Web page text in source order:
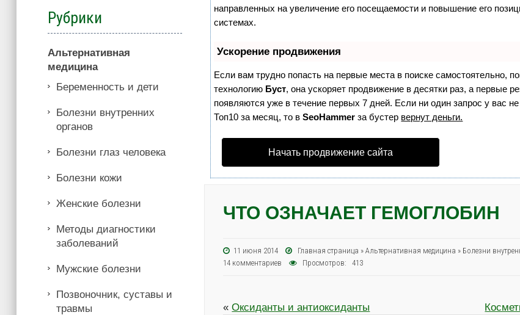
направленных на увеличение его посещаемости и повышение его
системах.
Ускорение продвижения
Если вам трудно попасть на первые места в поиске самостоятельно,
технологию Буст, она ускоряет продвижение в десятки раз, а первые
появляются уже в течение первых 7 дней. Если ни один запрос у вас
Топ10 за месяц, то вSeoHammer за бустер вернут деньги.
Начать продвижение сайта
ЧТО ОЗНАЧАЕТ ГЕМОГЛОБИН
11 июня 2014 Главная страница »Альтернативная медицина » Болезни
14 комментариев
Просмотров: 413
«Оксиданты и антиоксиданты
Рубрики
Альтернативная
медицина
Беременность и дети
Болезни внутренних
органов
Болезни глаз человека
Болезни кожи
Женские болезни
Методы диагностики
заболеваний
Мужские болезни
Позвоночник, суставы и
травмы